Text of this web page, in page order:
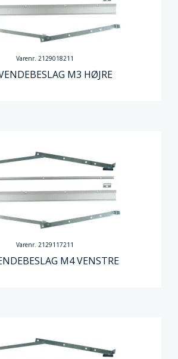
Varenr. 2129018211
M3 HØJRE
Varenr. 2129117211
M4 VENSTRE